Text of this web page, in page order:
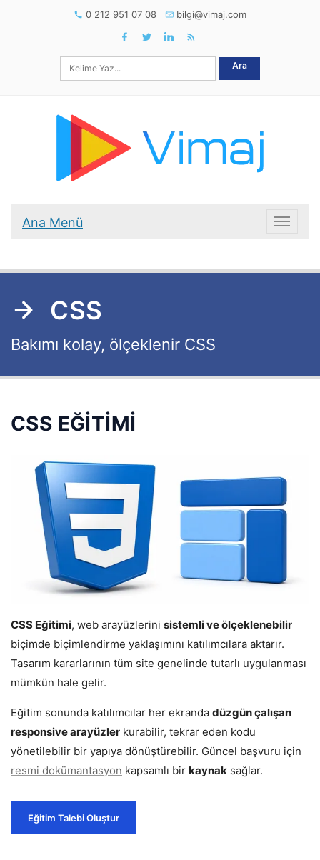
0 212 951 07 08 bilgi@vimaj.com
Ara
Ana Menü Ana
CSS
Bakımı kolay, ölçeklenir CSS
CSS EĞİTİMİ
CSS Eğitimi, web arayüzlerini sistemli ve ölçeklenebilir
biçimde biçimlendirme yaklaşımını katılımcılara aktarır.
Tasarım kararlarının tüm site genelinde tutarlı uygulanması
mümkün hale gelir.
Eğitim sonunda katılımcılar her ekranda düzgün çalışan
responsive arayüzler kurabilir, tekrar eden kodu
yönetilebilir bir yapıya dönüştürebilir. Güncel başvuru için
resmi dokümantasyon kapsamlı bir kaynak sağlar.
Eğitim Talebi Oluştur